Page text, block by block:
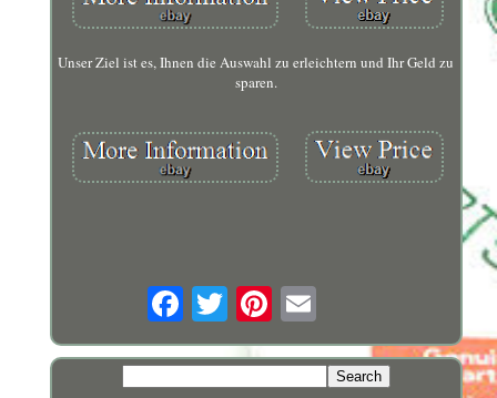
Unser Ziel ist es, Ihnen die Auswahl zu erleichtern und Ihr Geld zu
sparen.